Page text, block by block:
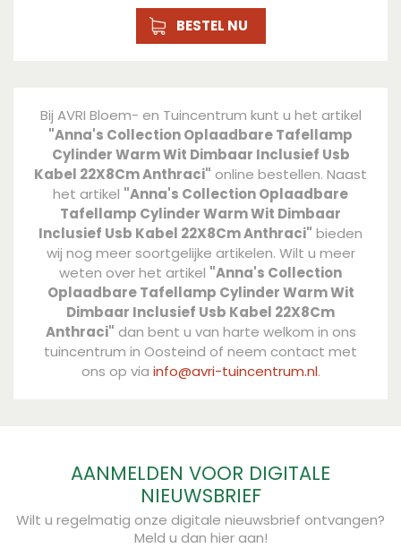
BESTEL NU
Bij AVRI Bloem- en Tuincentrum kunt u het artikel
"Anna's Collection Oplaadbare Tafellamp
Cylinder Warm Wit Dimbaar Inclusief Usb
Kabel 22X8Cm Anthraci" online bestellen. Naast
het artikel "Anna's Collection Oplaadbare
Tafellamp Cylinder Warm Wit Dimbaar
Inclusief Usb Kabel 22X8Cm Anthraci" bieden
wij nog meer soortgelijke artikelen. Wilt u meer
weten over het artikel "Anna's Collection
Oplaadbare Tafellamp Cylinder Warm Wit
Dimbaar Inclusief Usb Kabel 22X8Cm
Anthraci" dan bent u van harte welkom in ons
tuincentrum in Oosteind of neem contact met
ons op via info@avri-tuincentrum.nl.
AANMELDEN VOOR DIGITALE
NIEUWSBRIEF
Wilt u regelmatig onze digitale nieuwsbrief ontvangen?
Meld u dan hier aan!